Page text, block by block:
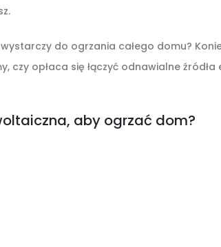
do ogrzania całego domu?
opłaca się łączyć odnawialne źródła
aby ogrzać dom?